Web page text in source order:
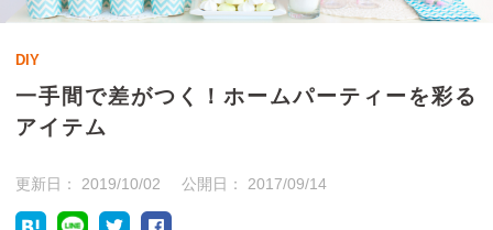
DIY
一手間で差がつく！ホームパーティーを彩る
アイテム
更新日： 2019/10/02 公開日： 2017/09/14